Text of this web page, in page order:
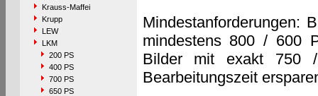
Krauss-Maffei
Krupp
LEW
LKM
200 PS
400 PS
700 PS
650 PS
Mindestanforderungen:
mindestens 800 / 600
Bilder mit exakt 750
Bearbeitungszeit